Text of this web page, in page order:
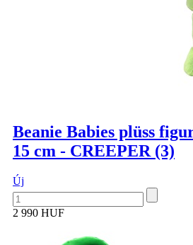
Beanie Babies plüss
15 cm - CREEPER (3)
Új
2 990 HUF